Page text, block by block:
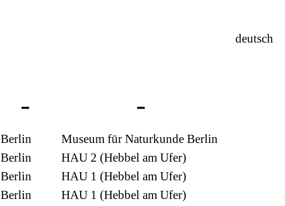
deutsch
Berlin
Museum für Naturkunde Berlin
Berlin
HAU 2 (Hebbel am Ufer)
Berlin
HAU 1 (Hebbel am Ufer)
Berlin
HAU 1 (Hebbel am Ufer)